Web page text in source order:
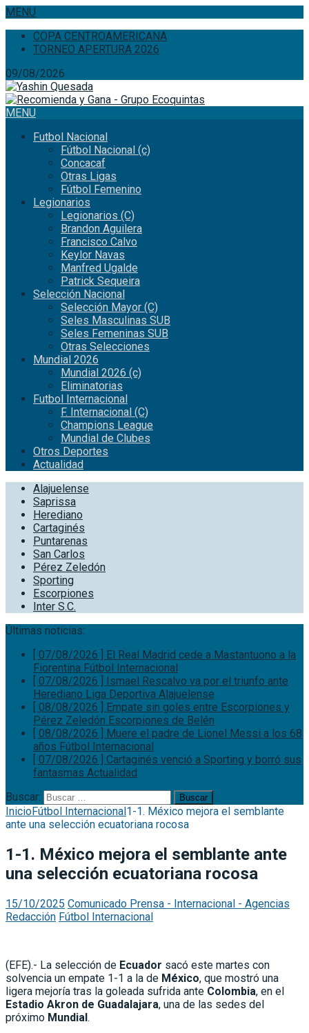
MENU
COPA CENTROAMERICANA
TORNEO APERTURA 2026
09/08/2026
MENU
Futbol Nacional
Fútbol Nacional (c)
Concacaf
Otras Ligas
Fútbol Femenino
Legionarios
Legionarios (C)
Brandon Aguilera
Francisco Calvo
Keylor Navas
Manfred Ugalde
Patrick Sequeira
Selección Nacional
Selección Mayor (C)
Seles Masculinas SUB
Seles Femeninas SUB
Otras Selecciones
Mundial 2026
Mundial 2026 (c)
Eliminatorias
Futbol Internacional
F. Internacional (C)
Champions League
Mundial de Clubes
Otros Deportes
Actualidad
Alajuelense
Saprissa
Herediano
Cartaginés
Puntarenas
San Carlos
Pérez Zeledón
Sporting
Escorpiones
Inter S.C.
Últimas noticias:
[ 07/08/2026 ] El Real Madrid cede a Mastantuono a la
Fiorentina Fútbol Internacional
[ 07/08/2026 ] Ismael Rescalvo va por el triunfo ante
Herediano Liga Deportiva Alajuelense
[ 08/08/2026 ] Empate sin goles entre Escorpiones y
Pérez Zeledón Escorpiones de Belén
[ 08/08/2026 ] Muere el padre de Lionel Messi a los 68
años Fútbol Internacional
[ 07/08/2026 ] Cartaginés venció a Sporting y borró sus
fantasmas Actualidad
Buscar:
InicioFútbol Internacional1-1. México mejora el semblante
ante una selección ecuatoriana rocosa
1-1. México mejora el semblante ante
una selección ecuatoriana rocosa
15/10/2025 Comunicado Prensa - Internacional - Agencias
Redacción Fútbol Internacional
(EFE).- La selección de Ecuador sacó este martes con
solvencia un empate 1-1 a la de México , que mostró una
ligera mejoría tras la goleada sufrida ante Colombia , en el
Estadio Akron de Guadalajara , una de las sedes del
próximo Mundial